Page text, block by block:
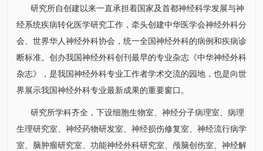
研究所自创建以来一直承担着国家及首都神经科学发展与神
经系统疾病转化医学研究工作，牵头创建中华医学会神经外科分
会、世界华人神经外科协会，统一全国神经外科的病例和疾病诊
断标准。创办我国神经外科创刊最早的专业杂志《中华神经外科
杂志》，是我国神经外科专业工作者学术交流的园地，也是向世
界展示我国神经外科专业最新成果的重要窗口。
研究所学科齐全，下设细胞生物室、神经分子病理室、病理
生理研究室、神经药物研发室、神经损伤修复室、神经流行病学
室、脑肿瘤研究室、功能神经外科研究室、颅脑创伤室、神经解